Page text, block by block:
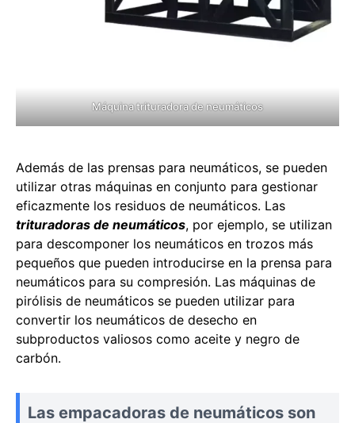
Máquina trituradora de neumáticos
Además de las prensas para neumáticos, se pueden
utilizar otras máquinas en conjunto para gestionar
eficazmente los residuos de neumáticos. Las
trituradoras de neumáticos, por ejemplo, se utilizan
para descomponer los neumáticos en trozos más
pequeños que pueden introducirse en la prensa para
neumáticos para su compresión. Las máquinas de
pirólisis de neumáticos se pueden utilizar para
convertir los neumáticos de desecho en
subproductos valiosos como aceite y negro de
carbón.
Las empacadoras de neumáticos son